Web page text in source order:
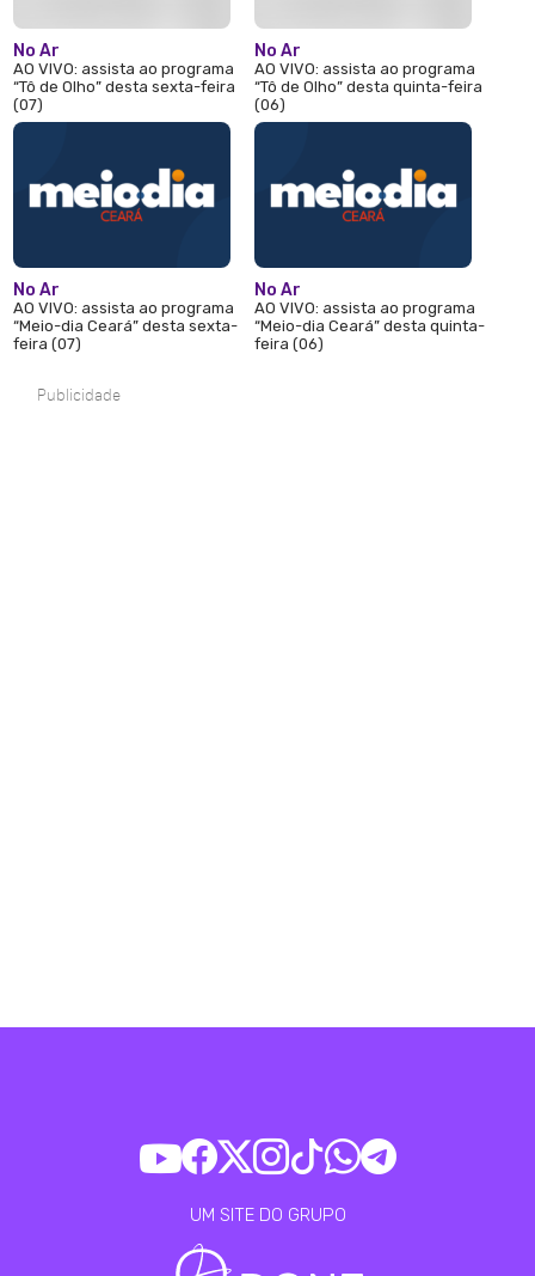
No Ar
AO VIVO: assista ao programa
“Tô de Olho” desta sexta-feira
(07)
No Ar
AO VIVO: assista ao programa
“Meio-dia Ceará” desta sexta-
feira (07)
No Ar
AO VIVO: assista ao programa
“Tô de Olho” desta quinta-feira
(06)
No Ar
AO VIVO: assista ao programa
“Meio-dia Ceará” desta quinta-
feira (06)
Publicidade
UM SITE DO GRUPO